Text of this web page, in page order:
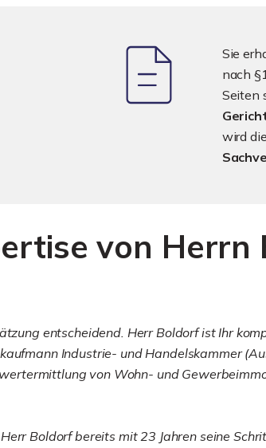
Sie
nach
Seiten
wird
von Herrn
entscheidend. Herr Boldorf ist Ihr
Industrie- und Handelskammer
von Wohn- und
Boldorf bereits mit 23 Jahren seine